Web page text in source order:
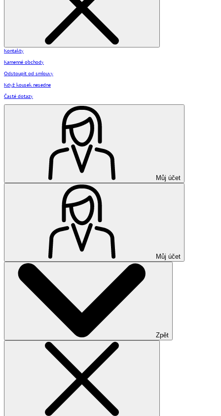
Kontakty
Kamenné obchody
Odstoupit od smlouvy
Když kousek nesedne
Časté dotazy
Můj účet
Můj účet
Zpět